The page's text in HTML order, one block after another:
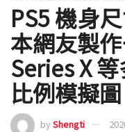
PS5 機身
本網友製
Series X
比例模擬圖
byShengti